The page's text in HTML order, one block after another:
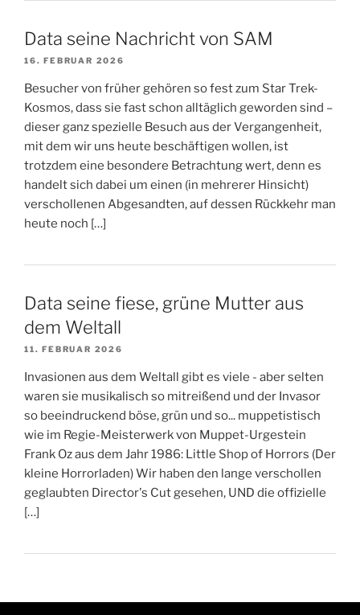
Data seine Nachricht von SAM
16. FEBRUAR 2026
Besucher von früher gehören so fest zum Star Trek-
Kosmos, dass sie fast schon alltäglich geworden sind –
dieser ganz spezielle Besuch aus der Vergangenheit,
mit dem wir uns heute beschäftigen wollen, ist
trotzdem eine besondere Betrachtung wert, denn es
handelt sich dabei um einen (in mehrerer Hinsicht)
verschollenen Abgesandten, auf dessen Rückkehr man
heute noch […]
Data seine fiese, grüne Mutter aus
dem Weltall
11. FEBRUAR 2026
Invasionen aus dem Weltall gibt es viele - aber selten
waren sie musikalisch so mitreißend und der Invasor
so beeindruckend böse, grün und so... muppetistisch
wie im Regie-Meisterwerk von Muppet-Urgestein
Frank Oz aus dem Jahr 1986: Little Shop of Horrors (Der
kleine Horrorladen) Wir haben den lange verschollen
geglaubten Director's Cut gesehen, UND die offizielle
[…]